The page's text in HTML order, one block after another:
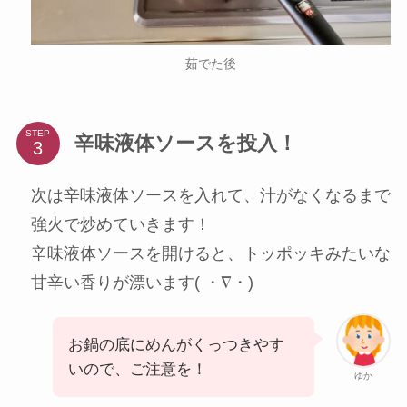
茹でた後
STEP 辛味液体ソースを投入！
次は辛味液体ソースを入れて、汁がなくなるまで
強火で炒めていきます！
辛味液体ソースを開けると、トッポッキみたいな
甘辛い香りが漂います( ・∇・)
ゆか
お鍋の底にめんがくっつきやす
いので、ご注意を！